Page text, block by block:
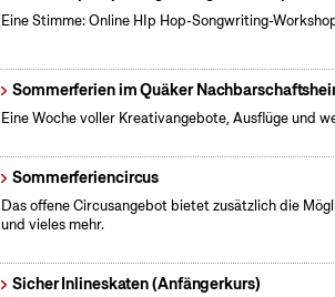
Eine Stimme: Online HIp Hop-Songwriting-
Sommerferien im Quäker
Eine Woche voller Kreativangebote, Ausflüge und
Sommerferiencircus
Das offene Circusangebot bietet zusätzlich die
und vieles mehr.
Sicher Inlineskaten (Anfängerkurs)